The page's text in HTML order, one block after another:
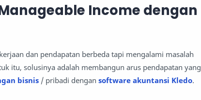
Income dengan
dan pendapatan berbeda tapi mengalami masalah
itu, solusinya adalah membangun arus pendapatan yang
bisnis / pribadi dengan software akuntansi Kledo.